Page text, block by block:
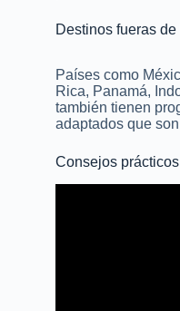
Destinos fueras de
Países como
Rica, Panamá,
también tienen
adaptados que
Consejos